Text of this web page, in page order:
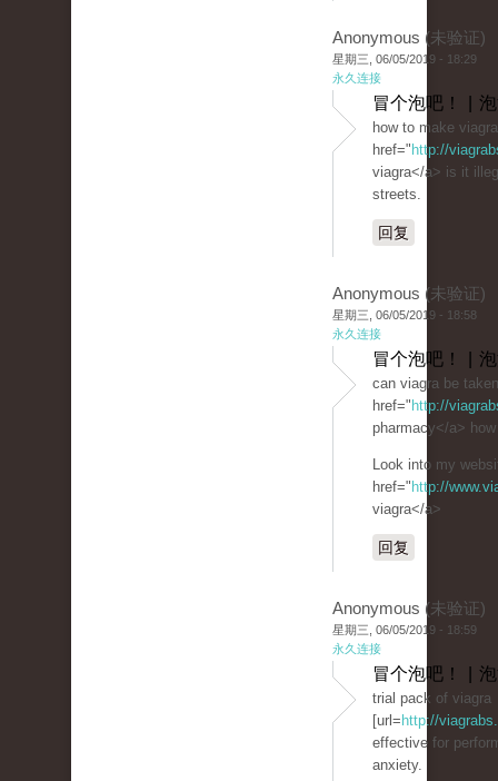
Anonymous (未验证)
星期三, 06/05/2019 - 18:29
永久连接
冒个泡吧！ |
how to make
href=" http://
viagra</a> is it
streets.
回复
Anonymous (未验证)
星期三, 06/05/2019 - 18:58
永久连接
冒个泡吧！ |
can viagra be
href=" http://
pharmacy</a>
Look into my
href=" http://
viagra</a>
回复
Anonymous (未验证)
星期三, 06/05/2019 - 18:59
永久连接
冒个泡吧！ |
trial pack of viagra
[url= http://
effective for
anxiety.